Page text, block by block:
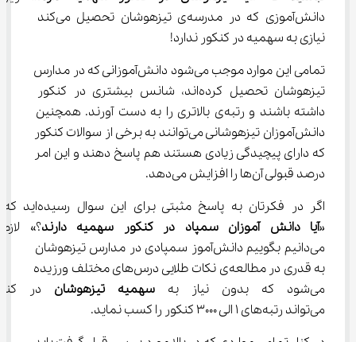
دانش‌آموزی که در مدرسه‌ی تیزهوشان تحصیل می‌کند
نیازی به سهمیه در کنکور ندارد!
تمامی این موارد موجب می‌شود دانش‌آموزانی که در مدارس
تیزهوشان تحصیل کرده‌اند، شانس بیشتری در کنکور
داشته باشند و رتبه‌ی بالاتری را به دست آورند. همچنین
دانش‌آموزان تیزهوشانی می‌توانند به برخی از سوالات کنکور
که دارای پیچیدگی زیادی هستند هم پاسخ دهند و این امر
درصد قبولی آن‌ها را افزایش می‌دهد.
اگر در فکرتان به پاسخ مثبتی برای این سوال رسیده‌اید که
«آیا دانش آموزان سمپاد در کنکور سهمیه دارند؟» لازم
می‌دانیم بگوییم دانش‌آموز سمپادی در مدارس تیزهوشان
به قدری در مطالعه‌ی نکات طلایی درس‌های مختلف ورزیده
می‌شود که بدون نیاز به
سهمیه تیزهوشان در
می‌تواند رتبه‌های 1 الی 3000 کنکور را کسب نماید.